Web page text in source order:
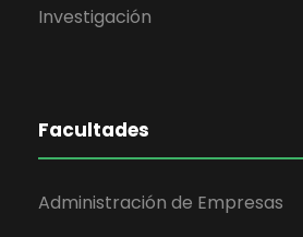
Investigación
Facultades
Administración de Empresas